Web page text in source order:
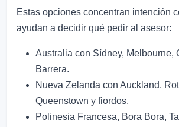
Estas opciones concentran intención
ayudan a decidir qué pedir al asesor:
Australia con Sídney, Melbourne,
Barrera.
Nueva Zelanda con Auckland,
Queenstown y fiordos.
Polinesia Francesa, Bora Bora,